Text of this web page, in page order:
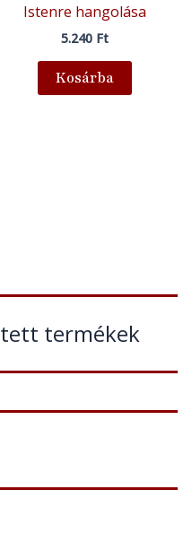
termékek
Istenre hangolása
5.240 Ft
Kosárba